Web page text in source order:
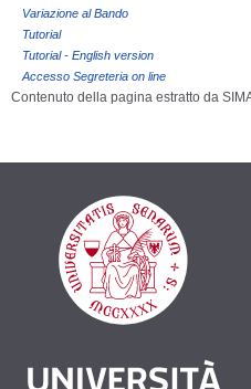
Variazione al Bando
Tutorial
Tutorial - English version
Accesso Segreteria on line
Contenuto della pagina estratto da